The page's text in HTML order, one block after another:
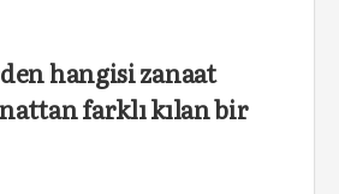
hangisi zanaat
farklı kılan bir